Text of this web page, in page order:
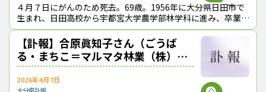
４月７日にがんのため死去。69歳。1956年に大分県日田市で
生まれ、日田高校から宇都宮大学農学部林学科に進み、卒業後
は林業地・日田を代表する経営者として活躍し、大分県森林組
合連合会会長や日田市森林組
【訃報】合原眞知子さん（ごうば
る・まちこ＝マルマタ林業（株）社
長、日本林業経営者協会理事）
2026年4月7日
大分県訃報